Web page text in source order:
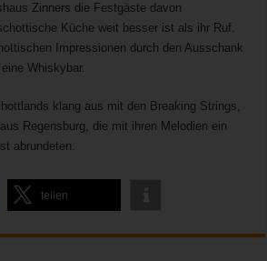
Zinners die Festgäste davon
Küche weit besser ist als ihr Ruf.
Impressionen durch den Ausschank
Whiskybar.
klang aus mit den Breaking Strings,
Regensburg, die mit ihren Melodien ein
abrundeten.
teilen